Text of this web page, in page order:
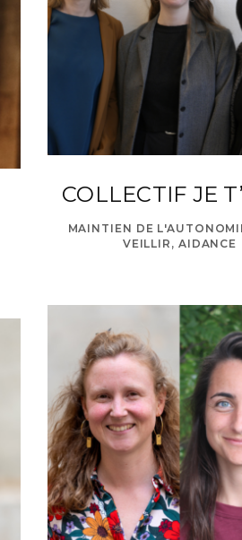
COLLECTIF JE
MAINTIEN DE
VEILLIR, AIDANCE
© 2020